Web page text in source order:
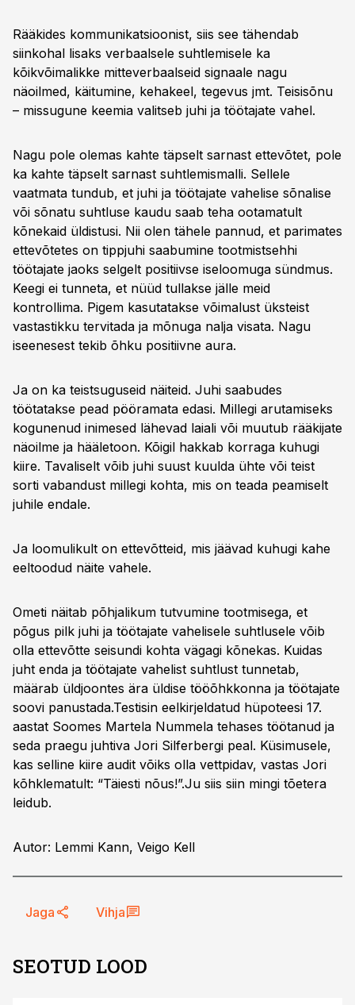
Rääkides kommunikatsioonist, siis see tähendab
siinkohal lisaks verbaalsele suhtlemisele ka
kõikvõimalikke mitteverbaalseid signaale nagu
näoilmed, käitumine, kehakeel, tegevus jmt. Teisisõnu
– missugune keemia valitseb juhi ja töötajate vahel.
Nagu pole olemas kahte täpselt sarnast ettevõtet, pole
ka kahte täpselt sarnast suhtlemismalli. Sellele
vaatmata tundub, et juhi ja töötajate vahelise sõnalise
või sõnatu suhtluse kaudu saab teha ootamatult
kõnekaid üldistusi. Nii olen tähele pannud, et parimates
ettevõtetes on tippjuhi saabumine tootmistsehhi
töötajate jaoks selgelt positiivse iseloomuga sündmus.
Keegi ei tunneta, et nüüd tullakse jälle meid
kontrollima. Pigem kasutatakse võimalust üksteist
vastastikku tervitada ja mõnuga nalja visata. Nagu
iseenesest tekib õhku positiivne aura.
Ja on ka teistsuguseid näiteid. Juhi saabudes
töötatakse pead pööramata edasi. Millegi arutamiseks
kogunenud inimesed lähevad laiali või muutub rääkijate
näoilme ja hääletoon. Kõigil hakkab korraga kuhugi
kiire. Tavaliselt võib juhi suust kuulda ühte või teist
sorti vabandust millegi kohta, mis on teada peamiselt
juhile endale.
Ja loomulikult on ettevõtteid, mis jäävad kuhugi kahe
eeltoodud näite vahele.
Ometi näitab põhjalikum tutvumine tootmisega, et
põgus pilk juhi ja töötajate vahelisele suhtlusele võib
olla ettevõtte seisundi kohta vägagi kõnekas. Kuidas
juht enda ja töötajate vahelist suhtlust tunnetab,
määrab üldjoontes ära üldise tööõhkkonna ja töötajate
soovi panustada.Testisin eelkirjeldatud hüpoteesi 17.
aastat Soomes Martela Nummela tehases töötanud ja
seda praegu juhtiva Jori Silferbergi peal. Küsimusele,
kas selline kiire audit võiks olla vettpidav, vastas Jori
kõhklematult: “Täiesti nõus!”.Ju siis siin mingi tõetera
leidub.
Autor: Lemmi Kann, Veigo Kell
Jaga Vihja
SEOTUD LOOD